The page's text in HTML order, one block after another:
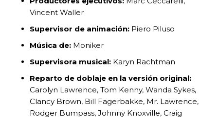
Vincent Waller
Supervisor de animación: Piero Piluso
Música de: Moniker
Supervisora musical: Karyn Rachtman
Reparto de doblaje en la versión original:
Carolyn Lawrence, Tom Kenny, Wanda Sykes,
Clancy Brown, Bill Fagerbakke, Mr. Lawrence,
Rodger Bumpass, Johnny Knoxville, Craig